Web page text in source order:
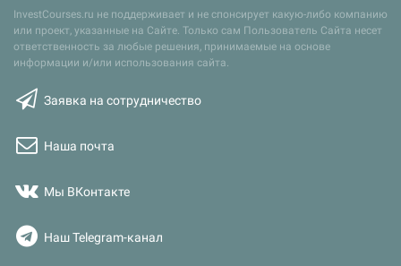
InvestCourses.ru не поддерживает и не спонсирует какую-либо компанию
или проект, указанные на Сайте. Только сам Пользователь Сайта несет
ответственность за любые решения, принимаемые на основе
информации и/или использования сайта.
Заявка на сотрудничество
Наша почта
Мы ВКонтакте
Наш Telegram-канал